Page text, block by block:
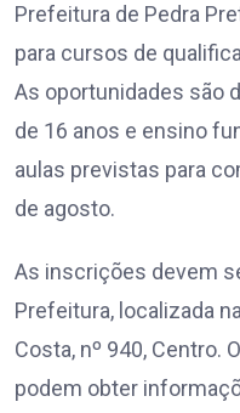
Prefeitura de Pedra
para cursos de
As oportunidades são
de 16 anos e ensino
aulas previstas para
de agosto.
As inscrições devem
Prefeitura, localizada
Costa, nº 940, Centro.
podem obter